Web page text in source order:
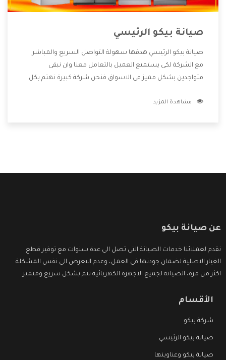
صيانة بيكو الرئيسي
صيانة بيكو الرئيسي هدفها سهولة التواصل السريع والمباشر
مع الشركة لكى يستمتع العميل بالتعامل معنا وان نبقى
متواجدين بشكل مميز فى الاسواق فنحن شركة كبيرة نهتم بكل
الشركة بها والتى تكون منها خدمة الصيانة التى تكون من أهم
مشاهدة المزيد
عن صيانة بيكو
نقدم لعملائنا خدمات الصيانة التى تصل الى عدة سنوات مع توفير قطع
الغيار الاصلية لضمان جودتها فى العمل، وعدم التعرض الى نفس المشكلة
اكثر من مرة، الصيانة لجميع الاجهزة الكهربائية تتم بشكل سريع ومتميز.
الأقسام
شركة بيكو
صيانة بيكو الرئيسي
صيانة بيكو وعناوينها